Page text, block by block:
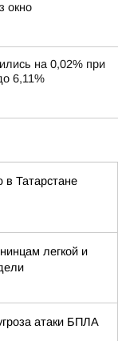
окно
на 0,02% при
6,11%
Татарстане
легкой и
атаки БПЛА